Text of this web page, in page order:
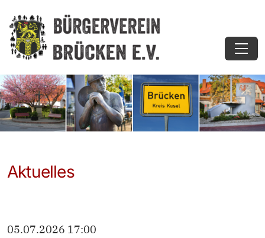
Aktuelles
05.07.2026 17:00